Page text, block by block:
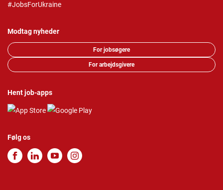
#JobsForUkraine
Modtag nyheder
For jobsøgere
For arbejdsgivere
Hent job-apps
Følg os